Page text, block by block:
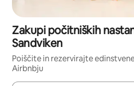
Zakupi počitniških
Sandviken
Poiščite in rezervirajte
Airbnbju